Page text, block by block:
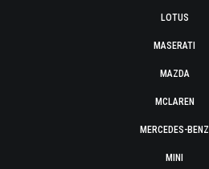
LOTUS
MASERATI
MAZDA
MCLAREN
MERCEDES-BENZ
MINI